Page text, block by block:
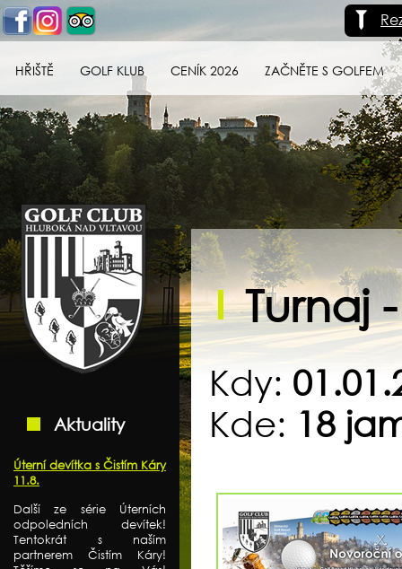
HŘIŠTĚ GOLF KLUB CENÍK 2026 ZAČNĚTE S GOLFEM
Golf klub Hluboká
nad Vltavou
Aktuality
Úterní devítka s Čistím Káry
11.8.
Další ze série Úterních
odpoledních devítek!
Tentokrát s naším
partnerem Čistím Káry!
Turnaj
Kdy:
Kde: 18